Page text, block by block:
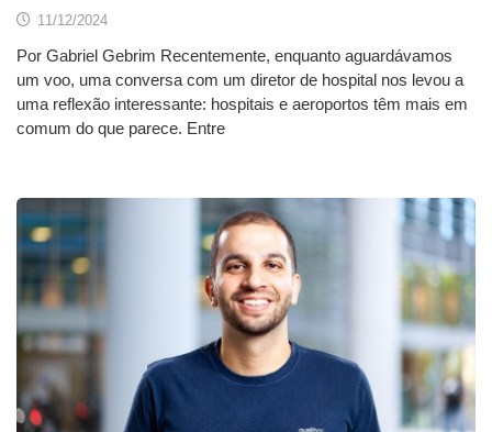
11/12/2024
Por Gabriel Gebrim Recentemente, enquanto aguardávamos
um voo, uma conversa com um diretor de hospital nos levou a
uma reflexão interessante: hospitais e aeroportos têm mais em
comum do que parece. Entre